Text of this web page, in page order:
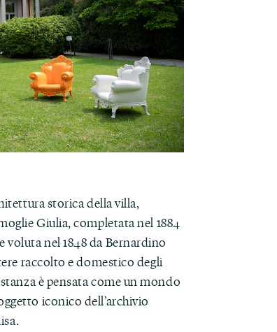
storica della villa,
Giulia, completata nel 1884
voluta nel 1848 da Bernardino
raccolto e domestico degli
è pensata come un mondo
iconico dell’archivio